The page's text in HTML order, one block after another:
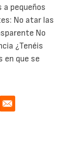
pequeños
No atar las
No
¿Tenéis
en que se